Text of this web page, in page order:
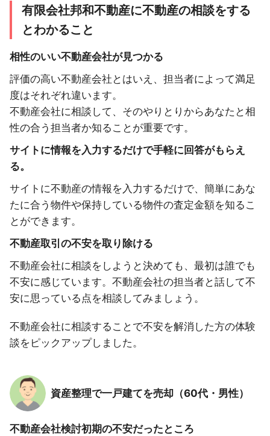
有限会社邦和不動産に不動産の相談をする
とわかること
相性のいい不動産会社が見つかる
評価の高い不動産会社とはいえ、担当者によって満足
度はそれぞれ違います。
不動産会社に相談して、そのやりとりからあなたと相
性の合う担当者か知ることが重要です。
サイトに情報を入力するだけで手軽に回答がもらえ
る。
サイトに不動産の情報を入力するだけで、簡単にあな
たに合う物件や保持している物件の査定金額を知るこ
とができます。
不動産取引の不安を取り除ける
不動産会社に相談をしようと決めても、最初は誰でも
不安に感じています。不動産会社の担当者と話して不
安に思っている点を相談してみましょう。
不動産会社に相談することで不安を解消した方の体験
談をピックアップしました。
資産整理で一戸建てを売却（60代・男性）
不動産会社検討初期の不安だったところ